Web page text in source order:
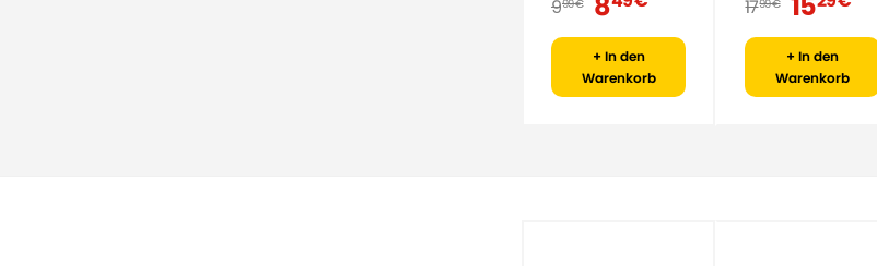
999 €
+ In den
Warenkorb
1799 €
+ In den
Warenkorb